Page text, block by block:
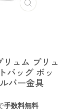
リュム プリュ
バッグ ボッ
バー金具
手数料無料